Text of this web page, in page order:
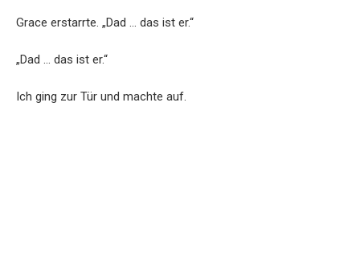
Grace erstarrte. „Dad … das ist er.“
„Dad … das ist er.“
Ich ging zur Tür und machte auf.